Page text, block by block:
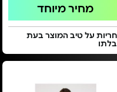
מחיר מיוחד
על טיב המוצר בעת